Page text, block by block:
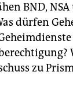
BND,
dürfen
zu